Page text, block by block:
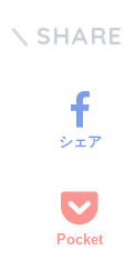
SHARE
シェア
Pocket